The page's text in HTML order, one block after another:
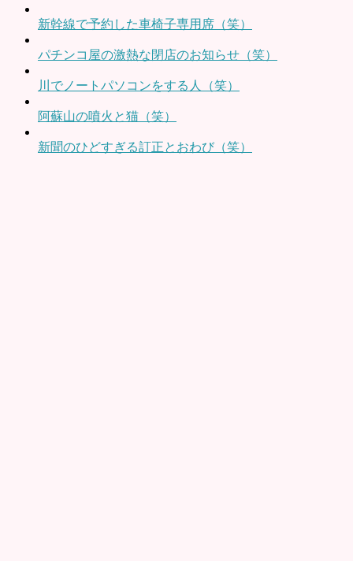
新幹線で予約した車椅子専用席（笑）
パチンコ屋の激熱な閉店のお知らせ（笑）
川でノートパソコンをする人（笑）
阿蘇山の噴火と猫（笑）
新聞のひどすぎる訂正とおわび（笑）